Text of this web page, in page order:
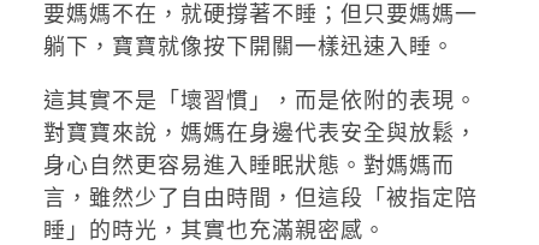
要媽媽不在，就硬撐著不睡；但只要媽媽一
躺下，寶寶就像按下開關一樣迅速入睡。
這其實不是「壞習慣」，而是依附的表現。
對寶寶來說，媽媽在身邊代表安全與放鬆，
身心自然更容易進入睡眠狀態。對媽媽而
言，雖然少了自由時間，但這段「被指定陪
睡」的時光，其實也充滿親密感。